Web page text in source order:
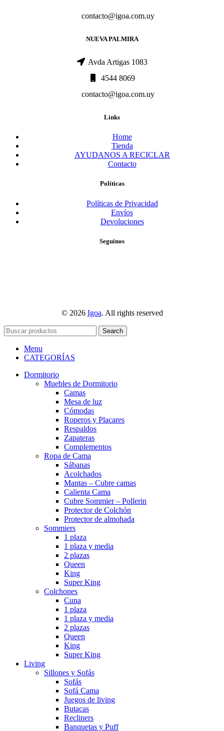
contacto@igoa.com.uy
NUEVA PALMIRA
Avda Artigas 1083
4544 8069
contacto@igoa.com.uy
Links
Home
Tienda
AYUDANOS A RECICLAR
Contacto
Políticas
Políticas de Privacidad
Envíos
Devoluciones
Seguinos
© 2026 Igoa. All rights reserved
Search
Menu
CATEGORÍAS
Dormitorio
Muebles de Dormitorio
Camas
Mesa de luz
Cómodas
Roperos y Placares
Respaldos
Zapateras
Complementos
Ropa de Cama
Sábanas
Acolchados
Mantas – Cubre camas
Calienta Cama
Cubre Sommier – Pollerin
Protector de Colchón
Protector de almohada
Sommiers
1 plaza
1 plaza y media
2 plazas
Queen
King
Super King
Colchones
Cuna
1 plaza
1 plaza y media
2 plazas
Queen
King
Super King
Living
Sillones y Sofás
Sofás
Sofá Cama
Juegos de living
Butacas
Recliners
Banquetas y Puff